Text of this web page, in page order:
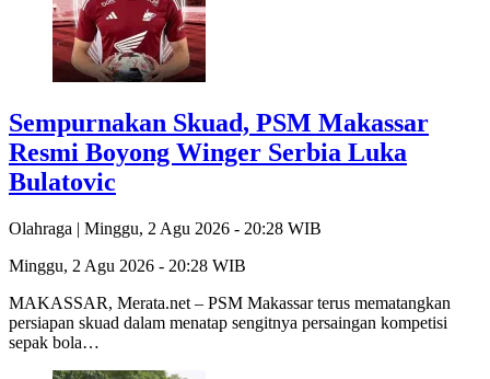
Sempurnakan Skuad, PSM Makassar
Resmi Boyong Winger Serbia Luka
Bulatovic
Olahraga | Minggu, 2 Agu 2026 - 20:28 WIB
Minggu, 2 Agu 2026 - 20:28 WIB
MAKASSAR, Merata.net – PSM Makassar terus mematangkan
persiapan skuad dalam menatap sengitnya persaingan kompetisi
sepak bola…